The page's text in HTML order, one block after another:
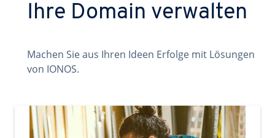
Ihre Domain verwalten
Machen Sie aus Ihren Ideen Erfolge mit Lösungen
von IONOS.